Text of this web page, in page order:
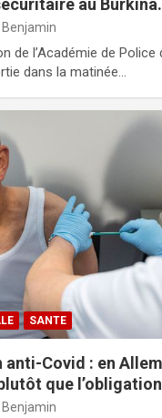
au Burkina.
Benjamin
de l’Académie de Police
dans la matinée…
SANTE
Covid : en
que l’obligation
Benjamin